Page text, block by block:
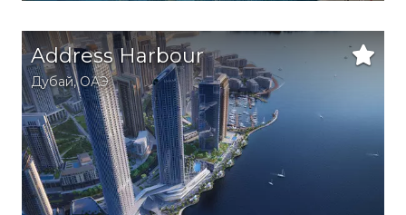
Address Harbour
Дубай,ОАЭ